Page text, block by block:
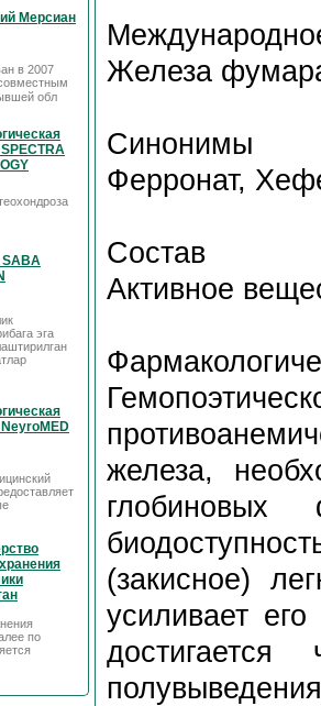
Мерсиан
в 2007
обл
SABA
эга
по
Железа
Синонимы
Ферронат,
Состав
Активное
железа,
глобиновых
(закисное)
усиливает